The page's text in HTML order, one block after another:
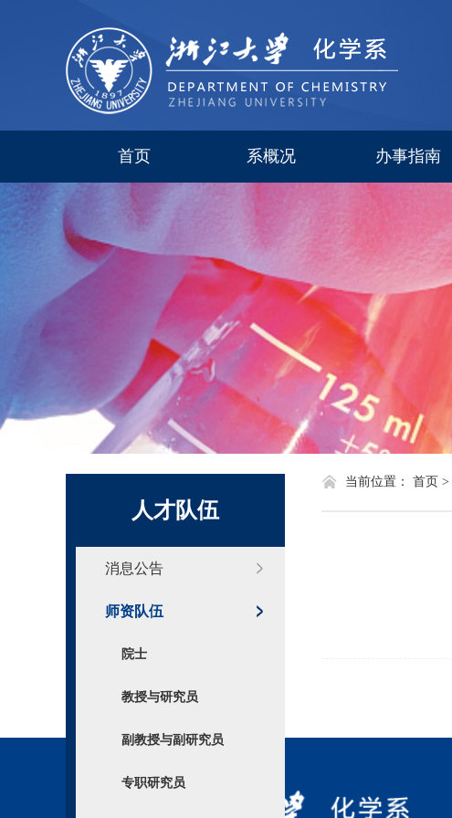
首页 系概况
现任领导
研究所
委员会
历史沿革
化学系标识
办事指南
人才队伍
消息公告
师资队伍
院士
教授与研究员
副教授与副研究员
专职研究员
当前位置： 首页 >